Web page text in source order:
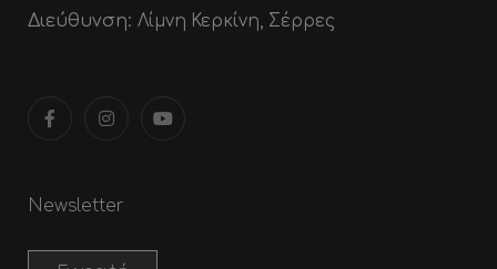
Διεύθυνση: Λίμνη Κερκίνη, Σέρρες
Newsletter